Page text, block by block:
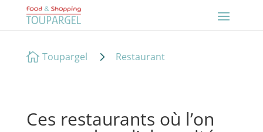
 Toupargel 5 Restaurant
Ces restaurants où l’on